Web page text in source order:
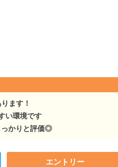
ます！
い環境です
っかりと評価◎
エントリー